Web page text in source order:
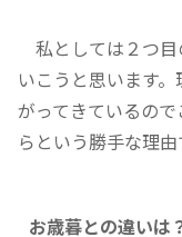
私としては２つ目
いこうと思います
がってきているの
らという勝手な理
お歳暮との違いは